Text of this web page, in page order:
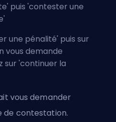
puis 'contester une
une pénalité' puis sur
vous demande
sur 'continuer la
vous demander
de contestation.